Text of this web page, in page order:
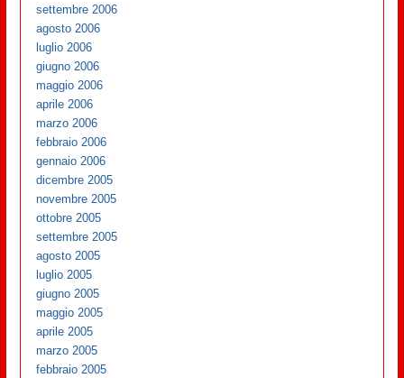
settembre 2006
agosto 2006
luglio 2006
giugno 2006
maggio 2006
aprile 2006
marzo 2006
febbraio 2006
gennaio 2006
dicembre 2005
novembre 2005
ottobre 2005
settembre 2005
agosto 2005
luglio 2005
giugno 2005
maggio 2005
aprile 2005
marzo 2005
febbraio 2005